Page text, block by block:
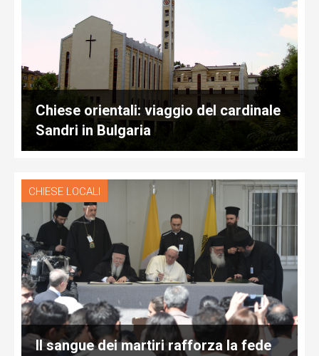
Chiese orientali: viaggio del cardinale
Sandri in Bulgaria
CHIESE LOCALI
Il sangue dei martiri rafforza la fede